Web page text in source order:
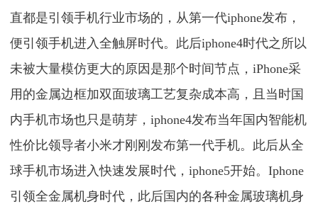
直都是引领手机行业市场的，从第一代iphone发布，
便引领手机进入全触屏时代。此后iphone4时代之所以
未被大量模仿更大的原因是那个时间节点，iPhone采
用的金属边框加双面玻璃工艺复杂成本高，且当时国
内手机市场也只是萌芽，iphone4发布当年国内智能机
性价比领导者小米才刚刚发布第一代手机。此后从全
球手机市场进入快速发展时代，iphone5开始。Iphone
引领全金属机身时代，此后国内的各种金属玻璃机身